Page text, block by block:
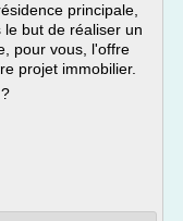
principale,
but de réaliser un
pour vous, l'offre
projet immobilier.